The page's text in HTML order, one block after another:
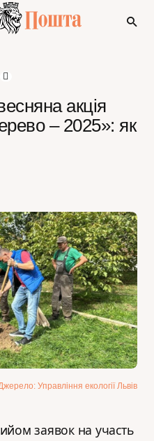
акція
– 2025»: як
Управління екології Львів
заявок на участь